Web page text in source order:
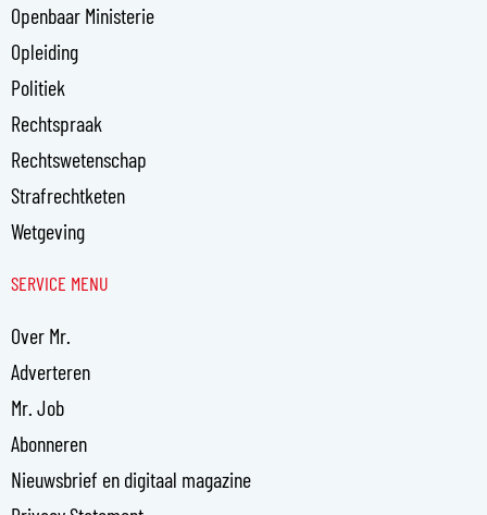
Openbaar Ministerie
Opleiding
Politiek
Rechtspraak
Rechtswetenschap
Strafrechtketen
Wetgeving
SERVICE MENU
Over Mr.
Adverteren
Mr. Job
Abonneren
Nieuwsbrief en digitaal magazine